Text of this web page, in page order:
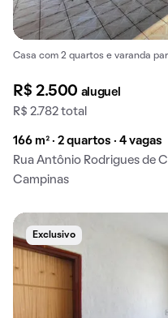
Casa com 2 quartos e varanda
R$ 2.500 aluguel
R$ 2.782 total
166 m² · 2 quartos · 4 vagas
Rua Antônio Rodrigues de
Campinas
Exclusivo